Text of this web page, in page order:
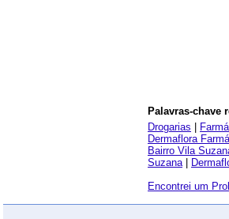
Palavras-chave
Drogarias
Dermaflora
Bairro Vila
Suzana|
Encontrei um